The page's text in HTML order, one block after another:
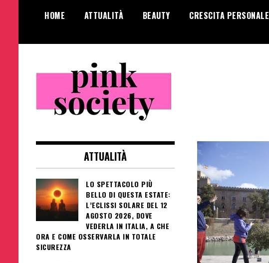
HOME ATTUALITÀ BEAUTY CRESCITA PERSONALE
Pink Society
femminile
ATTUALITÀ
LO SPETTACOLO PIÙ
BELLO DI QUESTA ESTATE:
L’ECLISSI SOLARE DEL 12
AGOSTO 2026, DOVE
VEDERLA IN ITALIA, A CHE
ORA E COME OSSERVARLA IN TOTALE
SICUREZZA